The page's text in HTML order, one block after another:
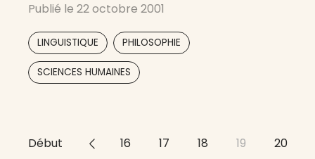
une trentaine d’années par la pragmatique
linguistique – ou réactualisée – les nouvelles
sémantiques – s’accompagne de débats.
Ceux-ci
Publié le 22 octobre 2001
LINGUISTIQUE PHILOSOPHIE
SCIENCES HUMAINES
Début << 16 17 18 19 20